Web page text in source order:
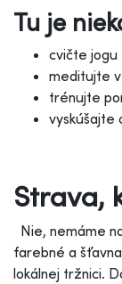
Tu je
cvičte jogu
meditujte
trénujte
vyskúšajte
Strava,
Nie, nemáme
farebné a
lokálnej tržnici.